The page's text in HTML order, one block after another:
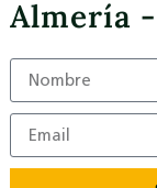
Almería